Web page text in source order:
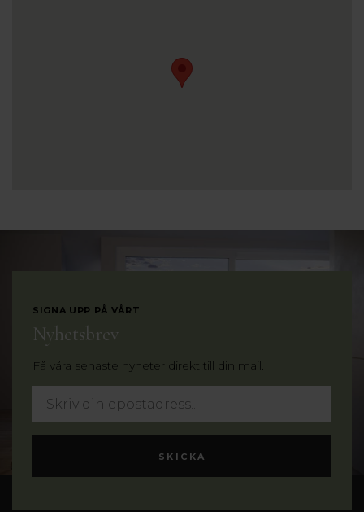
SIGNA UPP PÅ VÅRT
Nyhetsbrev
Få våra senaste nyheter direkt till din mail.